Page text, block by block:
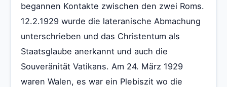
begannen Kontakte zwischen den zwei Roms.
12.2.1929 wurde die lateranische Abmachung
unterschrieben und das Christentum als
Staatsglaube anerkannt und auch die
Souveränität Vatikans. Am 24. März 1929
waren Walen, es war ein Plebiszit wo die